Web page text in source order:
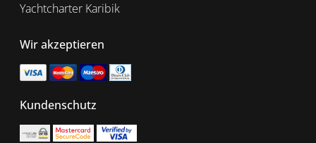
Yachtcharter Karibik
Wir akzeptieren
Kundenschutz